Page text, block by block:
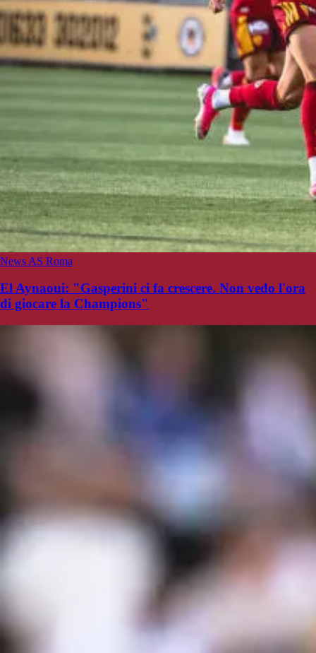
News AS Roma
El Aynaoui: "Gasperini ci fa crescere. Non vedo l'ora
di giocare la Champions"